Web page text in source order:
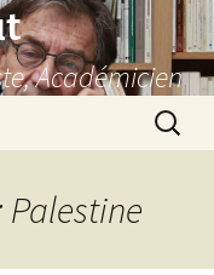
Académicien
Palestine